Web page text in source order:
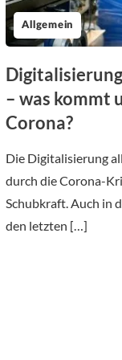
Allgemein
– was kommt
Corona?
Die Digitalisierung
durch die Corona-
Schubkraft. Auch in
den letzten […]